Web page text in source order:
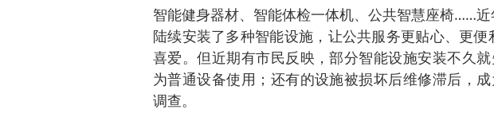
智能健身器材、智能体检一体机、公共智慧座椅……
陆续安装了多种智能设施，让公共服务更贴心、更
喜爱。但近期有市民反映，部分智能设施安装不久
为普通设备使用；还有的设施被损坏后维修滞后，
调查。